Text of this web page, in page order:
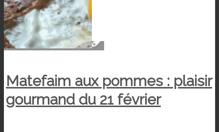
Matefaim aux pommes : plaisir
gourmand du 21 février